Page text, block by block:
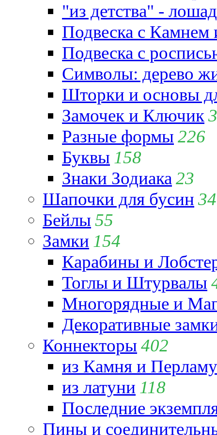
"из детства" -
Подвеска с
Подвеска с
Символы: дерево
Шторки и основы
Замочек и Ключик
Разные формы 226
Буквы 158
Знаки Зодиака 23
Шапочки для бусин 34
Бейлы 55
Замки 154
Карабины и
Тоглы и Штурвалы
Многорядные и
Декоративные
Коннекторы 402
из Камня и
из латуни 118
Последние
Пины и